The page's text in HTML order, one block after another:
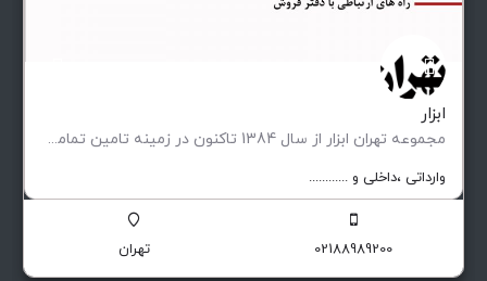
ابزار
مجموعه تهران ابزار از سال 1384 تاکنون در زمینه تامین تمامی تجهیزات مورد نیاز صنایع پیشران ، کارگاه ها…
وارداتی ،‌داخلی و ............
02188989200 تهران